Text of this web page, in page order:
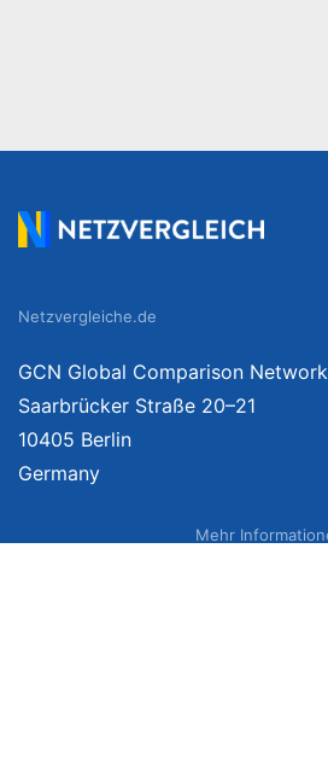
Netzvergleiche.de
GCN Global Comparison
Saarbrücker Straße 20–21
10405 Berlin
Germany
Mehr